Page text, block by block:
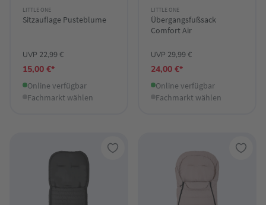
LITTLE ONE
Sitzauflage Pusteblume
UVP 22,99 €
15,00 €*
Online verfügbar
Fachmarkt wählen
LITTLE ONE
Übergangsfußsack
Comfort Air
UVP 29,99 €
24,00 €*
Online verfügbar
Fachmarkt wählen